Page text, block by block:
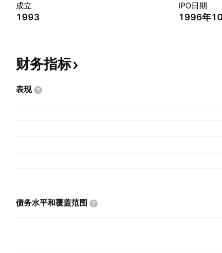
成立
1993
IPO日期
1996年
财务指标
表现
债务水平和覆盖范围